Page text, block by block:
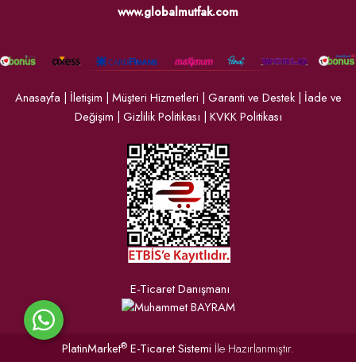
www.globalmutfak.com
Anasayfa | İletişim | Müşteri Hizmetleri | Garanti ve Destek| İade ve
Değişim | Gizlilik Politikası | KVKK Politikası
E-Ticaret Danışmanı
PlatinMarket® E-Ticaret Sistemi İle Hazırlanmıştır.